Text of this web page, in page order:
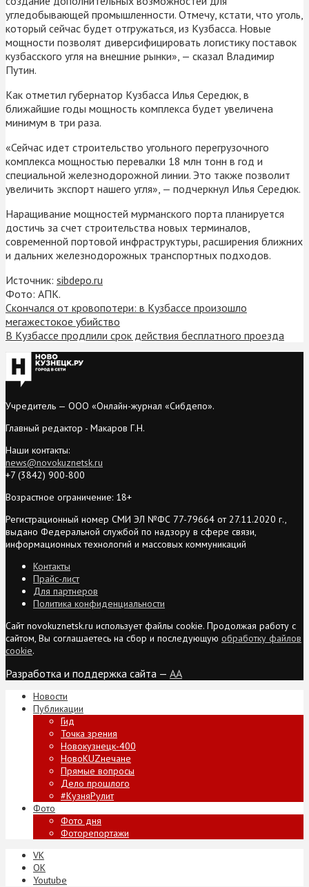
угледобывающей промышленности. Отмечу, кстати, что уголь,
который сейчас будет отгружаться, из Кузбасса. Новые
мощности позволят диверсифицировать логистику поставок
кузбасского угля на внешние рынки», — сказал Владимир
Путин.
Как отметил губернатор Кузбасса Илья Середюк, в
ближайшие годы мощность комплекса будет увеличена
минимум в три раза.
«Сейчас идет строительство угольного перегрузочного
комплекса мощностью перевалки 18 млн тонн в год и
специальной железнодорожной линии. Это также позволит
увеличить экспорт нашего угля», — подчеркнул Илья Середюк.
Наращивание мощностей мурманского порта планируется
достичь за счет строительства новых терминалов,
современной портовой инфраструктуры, расширения ближних
и дальних железнодорожных транспортных подходов.
Источник: sibdepo.ru
Фото: АПК.
Скончался от кровопотери: в Кузбассе произошло
мегажестокое убийство
В Кузбассе продлили срок действия бесплатного проезда
Учредитель — ООО «Онлайн-журнал «Сибдепо».
Главный редактор - Макаров Г.Н.
Наши контакты:
news@novokuznetsk.ru
+7 (3842) 900-800
Возрастное ограничение: 18+
Регистрационный номер СМИ ЭЛ №ФС 77-79664 от 27.11.2020 г.,
выдано Федеральной службой по надзору в сфере связи,
информационных технологий и массовых коммуникаций
Контакты
Прайс-лист
Для партнеров
Политика конфиденциальности
Сайт novokuznetsk.ru использует файлы cookie. Продолжая работу с
сайтом, Вы соглашаетесь на сбор и последующую обработку файлов
cookie.
Разработка и поддержка сайта — AA
Новости
Публикации
Гид
Точка зрения
Новокузнецк-400
НовоKUZнечане
Прямые вопросы
Дело прошлого
#КузняРулит
Фото
Фото дня
Фоторепортажи
VK
ОК
Youtube